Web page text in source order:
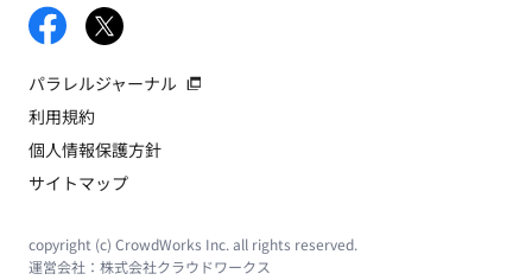
パラレルジャーナル
利用規約
個人情報保護方針
サイトマップ
copyright (c) CrowdWorks Inc. all rights reserved.
運営会社： 株式会社クラウドワークス